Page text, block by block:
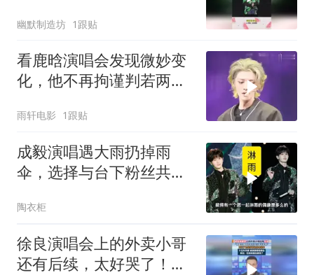
幽默制造坊 1跟贴
看鹿晗演唱会发现微妙变
化，他不再拘谨判若两
雨轩电影 1跟贴
成毅演唱遇大雨扔掉雨
伞，选择与台下粉丝共同
陶衣柜
徐良演唱会上的外卖小哥
还有后续，太好哭了！抽